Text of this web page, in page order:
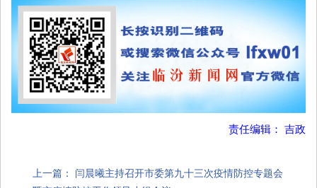
责任编辑： 吉政
上一篇： 闫晨曦主持召开市委第九十三次疫情防控专题会